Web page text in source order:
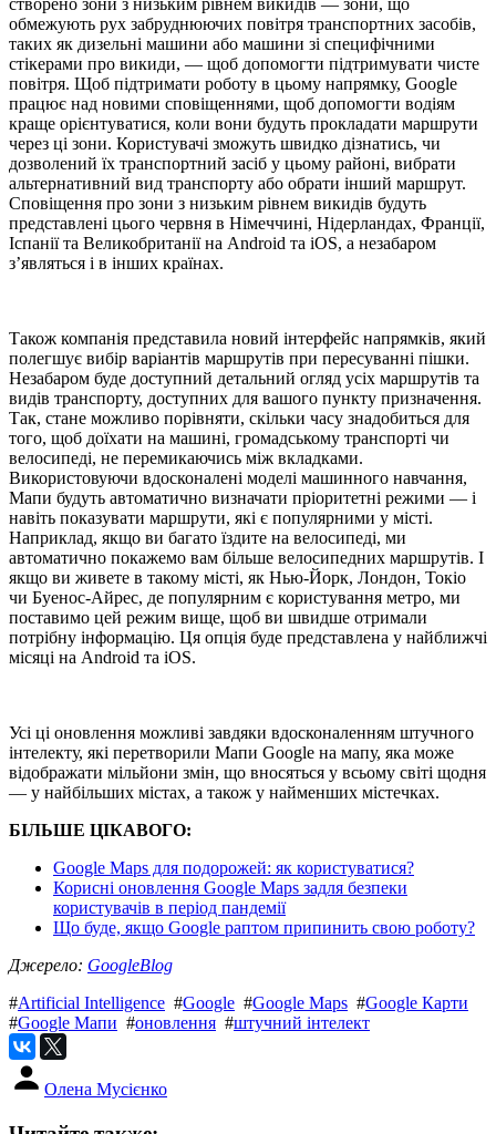
обмежують рух забруднюючих повітря транспортних засобів,
таких як дизельні машини або машини зі специфічними
стікерами про викиди, — щоб допомогти підтримувати чисте
повітря. Щоб підтримати роботу в цьому напрямку, Google
працює над новими сповіщеннями, щоб допомогти водіям
краще орієнтуватися, коли вони будуть прокладати маршрути
через ці зони. Користувачі зможуть швидко дізнатись, чи
дозволений їх транспортний засіб у цьому районі, вибрати
альтернативний вид транспорту або обрати інший маршрут.
Сповіщення про зони з низьким рівнем викидів будуть
представлені цього червня в Німеччині, Нідерландах, Франції,
Іспанії та Великобританії на Android та iOS, а незабаром
з’являться і в інших країнах.
Також компанія представила новий інтерфейс напрямків, який
полегшує вибір варіантів маршрутів при пересуванні пішки.
Незабаром буде доступний детальний огляд усіх маршрутів та
видів транспорту, доступних для вашого пункту призначення.
Так, стане можливо порівняти, скільки часу знадобиться для
того, щоб доїхати на машині, громадському транспорті чи
велосипеді, не перемикаючись між вкладками.
Використовуючи вдосконалені моделі машинного навчання,
Мапи будуть автоматично визначати пріоритетні режими — і
навіть показувати маршрути, які є популярними у місті.
Наприклад, якщо ви багато їздите на велосипеді, ми
автоматично покажемо вам більше велосипедних маршрутів. І
якщо ви живете в такому місті, як Нью-Йорк, Лондон, Токіо
чи Буенос-Айрес, де популярним є користування метро, ми
поставимо цей режим вище, щоб ви швидше отримали
потрібну інформацію. Ця опція буде представлена у найближчі
місяці на Android та iOS.
Усі ці оновлення можливі завдяки вдосконаленням штучного
інтелекту, які перетворили Мапи Google на мапу, яка може
відображати мільйони змін, що вносяться у всьому світі щодня
— у найбільших містах, а також у найменших містечках.
БІЛЬШЕ ЦІКАВОГО:
Google Maps для подорожей: як користуватися?
Корисні оновлення Google Maps задля безпеки
користувачів в період пандемії
Що буде, якщо Google раптом припинить свою роботу?
Джерело: GoogleBlog
#Artificial Intelligence #Google #Google Maps #Google Карти
#Google Мапи #оновлення #штучний інтелект
Олена Мусієнко